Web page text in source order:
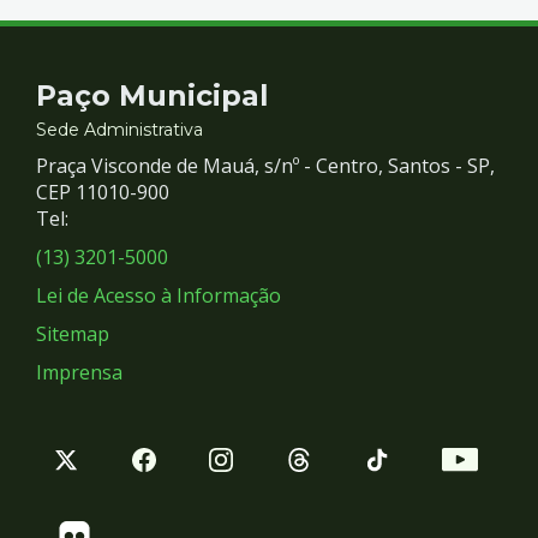
Contato
e
Redes
Sociais
Paço Municipal
Sede Administrativa
Praça Visconde de Mauá, s/nº - Centro, Santos - SP,
CEP 11010-900
Tel:
(13) 3201-5000
Lei de Acesso à Informação
Sitemap
Imprensa